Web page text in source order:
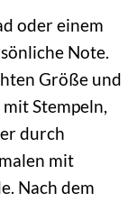
oder einem
Note.
Größe und
Stempeln,
durch
mit
Nach dem